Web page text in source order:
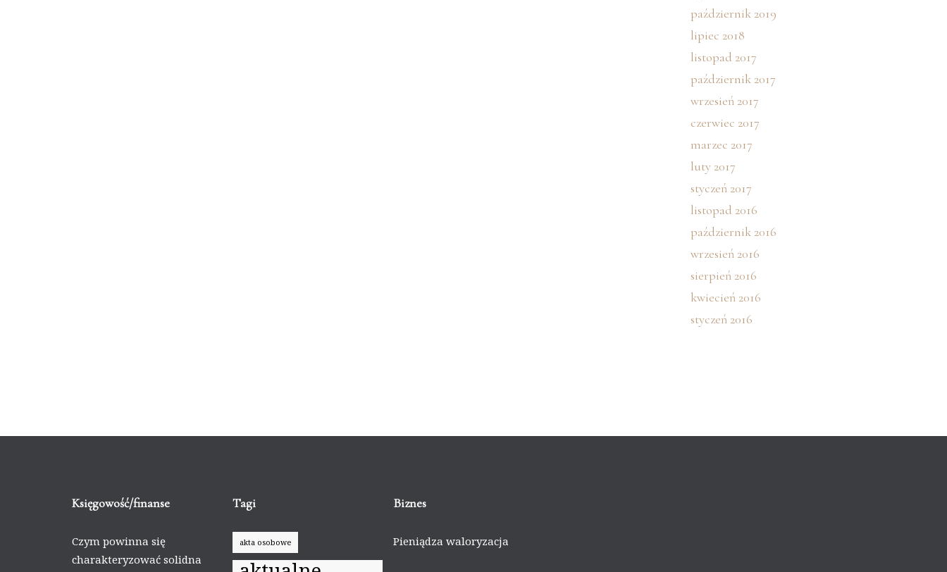
październik 2019
lipiec 2018
listopad 2017
październik 2017
wrzesień 2017
czerwiec 2017
marzec 2017
luty 2017
styczeń 2017
listopad 2016
październik 2016
wrzesień 2016
sierpień 2016
kwiecień 2016
styczeń 2016
Księgowość/finanse
Czym powinna się
charakteryzować solidna
Tagi
akta osobowe
Biznes
Pieniądza waloryzacja